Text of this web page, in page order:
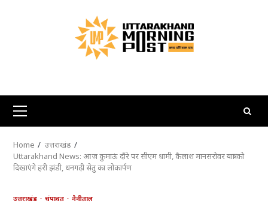
Primary
Menu
Home
उत्तराखंड
Uttarakhand News: आज कुमाऊं दौरे पर सीएम धामी, कैलाश मानसरोवर यात्रा को
दिखाएंगे हरी झंडी, धनगढ़ी सेतु का लोकार्पण
उत्तराखंड चंपावत नैनीताल